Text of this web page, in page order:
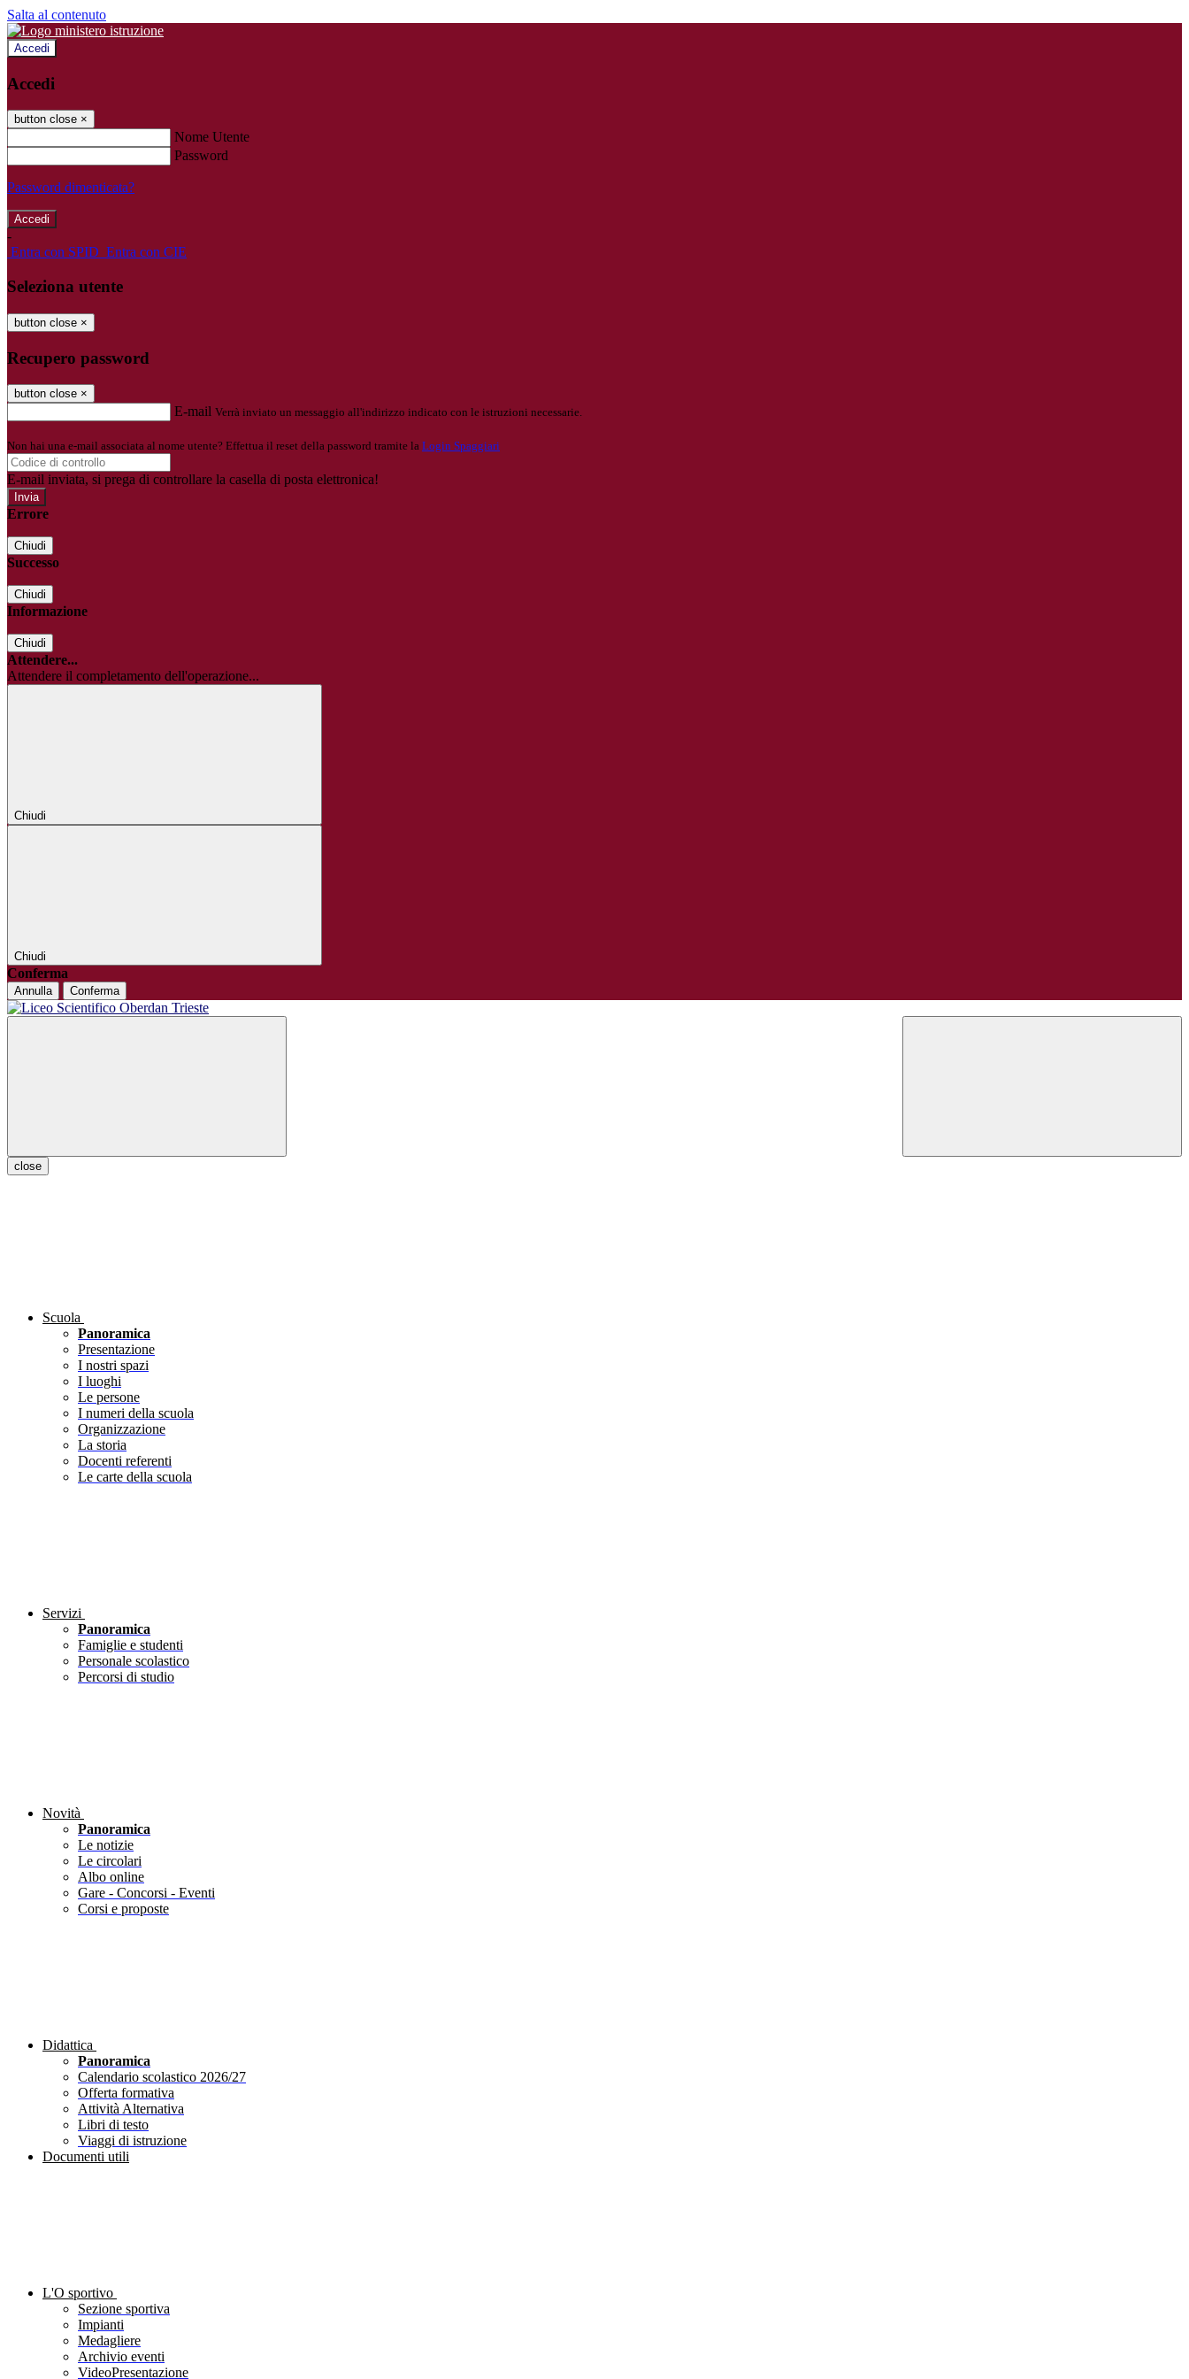
Salta al contenuto
Accedi
Accedi
button close ×
Nome Utente
Password
Password dimenticata?
-
Entra con SPID Entra con CIE
Seleziona utente
button close ×
Recupero password
button close ×
E-mail Verrà inviato un messaggio all'indirizzo indicato con le istruzioni necessarie.
Non hai una e-mail associata al nome utente? Effettua il reset della password tramite la Login Spaggiari
E-mail inviata, si prega di controllare la casella di posta elettronica!
Errore
Chiudi
Successo
Chiudi
Informazione
Chiudi
Attendere...
Attendere il completamento dell'operazione...
Chiudi
Chiudi
Conferma
Annulla Conferma
close
Scuola
Panoramica
Presentazione
I nostri spazi
I luoghi
Le persone
I numeri della scuola
Organizzazione
La storia
Docenti referenti
Le carte della scuola
Servizi
Panoramica
Famiglie e studenti
Personale scolastico
Percorsi di studio
Novità
Panoramica
Le notizie
Le circolari
Albo online
Gare - Concorsi - Eventi
Corsi e proposte
Didattica
Panoramica
Calendario scolastico 2026/27
Offerta formativa
Attività Alternativa
Libri di testo
Viaggi di istruzione
Documenti utili
L'O sportivo
Sezione sportiva
Impianti
Medagliere
Archivio eventi
VideoPresentazione